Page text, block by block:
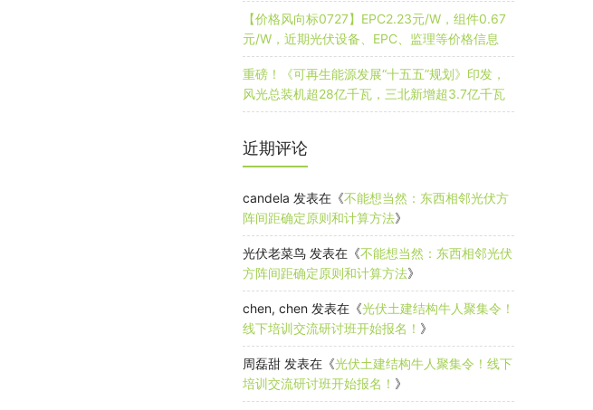
【价格风向标0727】EPC2.23元/W，组件0.67
元/W，近期光伏设备、EPC、监理等价格信息
重磅！《可再生能源发展“十五五”规划》印发，
风光总装机超28亿千瓦，三北新增超3.7亿千瓦
近期评论
candela 发表在《不能想当然：东西相邻光伏方
阵间距确定原则和计算方法》
光伏老菜鸟 发表在《不能想当然：东西相邻光伏
方阵间距确定原则和计算方法》
chen, chen 发表在《光伏土建结构牛人聚集令！
线下培训交流研讨班开始报名！ 》
周磊甜 发表在《光伏土建结构牛人聚集令！线下
培训交流研讨班开始报名！ 》